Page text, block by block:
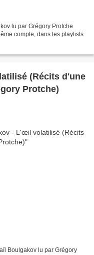
lu par Grégory Protche
compte, dans les playlists
(Récits d'une
Protche)
Boulgakov lu par Grégory